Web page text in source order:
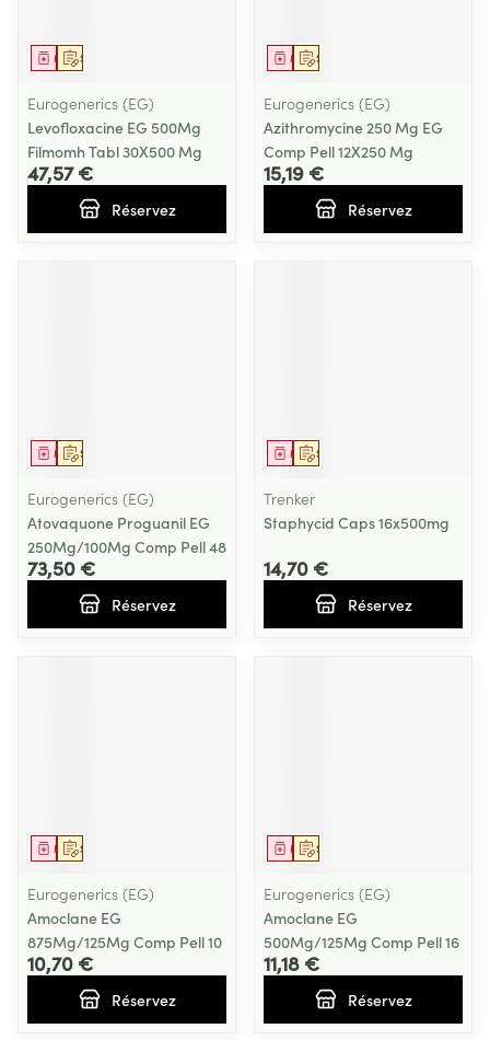
Sur prescription
Médicament
Eurogenerics (EG)
Levofloxacine EG 500Mg
Filmomh Tabl 30X500 Mg
47,57 €
Réservez
Sur prescription
Médicament
Eurogenerics (EG)
Azithromycine 250 Mg EG
Comp Pell 12X250 Mg
15,19 €
Réservez
Sur prescription
Médicament
Eurogenerics (EG)
Atovaquone Proguanil EG
250Mg/100Mg Comp Pell 48
73,50 €
Réservez
Sur prescription
Médicament
Trenker
Staphycid Caps 16x500mg
14,70 €
Réservez
Sur prescription
Médicament
Eurogenerics (EG)
Amoclane EG
875Mg/125Mg Comp Pell 10
10,70 €
Réservez
Sur prescription
Médicament
Eurogenerics (EG)
Amoclane EG
500Mg/125Mg Comp Pell 16
11,18 €
Réservez